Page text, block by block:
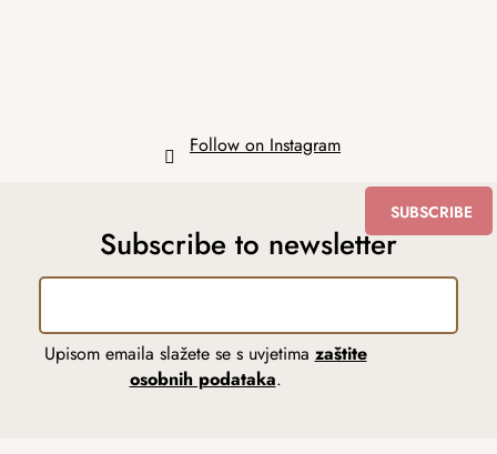
Follow on Instagram
Subscribe to newsletter
Upisom emaila slažete se s uvjetima zaštite
osobnih podataka.
SUBSCRIBE